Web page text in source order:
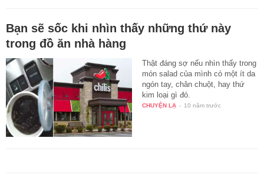
Bạn sẽ sốc khi nhìn thấy những thứ này
trong đồ ăn nhà hàng
Thật đáng sợ nếu nhìn thấy trong
món salad của mình có một ít da
ngón tay, chân chuột, hay thứ
kim loại gì đó.
CHUYỆN LẠ - 10 năm trước